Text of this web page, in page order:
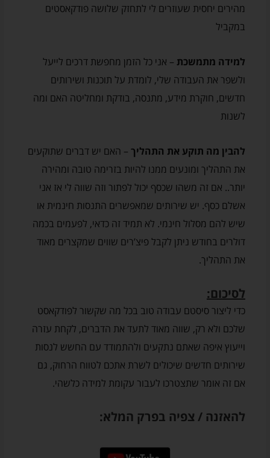
מהירים יחסית שעוזרים לי לתחזק שלושה פודקאסטים
במקביל
למידה מתמשכת – אני כל הזמן מחפשת דרכים לייעל
ולשפר את העבודה שלי, לומדת על תוכנות ושירותים
חדשים, חוקרת מידע, מתנסה, בודקת ומחליטה האם ומה
לשנות
להבין מה תוקע את התהליך – האם יש דברים שתוקעים
את התהליך ומונעים ממנו להיות בזרימה טובה ומהירה
יותר.. אם זה משהו שכסף יכול לפתור וזה שווה לי אז אני
אשלם כסף. יש שירותים שמאפשרים התנסות חינמית או
שיש להם מסלול חינמי. לא תמיד זה כדאי, לפעמים בכמה
דולרים בחודש ניתן לקבל פיצ’רים שווים שמקצרים מאוד
את התהליך.
לסיכום:
כדי ליצור סיסטם עבודה טוב בכל מה שקשור לפודקאסט
שלכם ולא רק, שווה מאוד לתעד את הדברים, לקחת עזרה
וייעוץ איפה שאתם נתקעים ולהתמודד עם החשש לנסות
שירותים חדשים שיכולים לשרת אתכם לטווח הרחוק, גם
אם זה אומר שתצטרכו לעבור עקומת למידה כלשהי.
להאזנה / צפיה בפרק המלא: